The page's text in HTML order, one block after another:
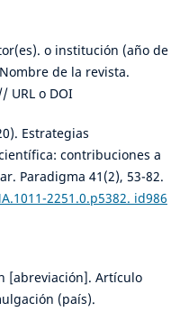
o institución (año de
de la revista.
URL o DOI
Estrategias
contribuciones a
Paradigma 41(2), 53-82.
2251.0.p5382. id986
[abreviación]. Artículo
(país).